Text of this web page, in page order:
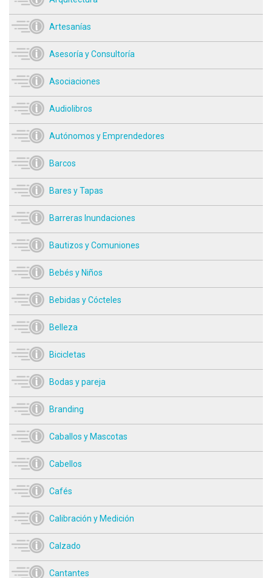
Artesanías
Asesoría y Consultoría
Asociaciones
Audiolibros
Autónomos y Emprendedores
Barcos
Bares y Tapas
Barreras Inundaciones
Bautizos y Comuniones
Bebés y Niños
Bebidas y Cócteles
Belleza
Bicicletas
Bodas y pareja
Branding
Caballos y Mascotas
Cabellos
Cafés
Calibración y Medición
Calzado
Cantantes